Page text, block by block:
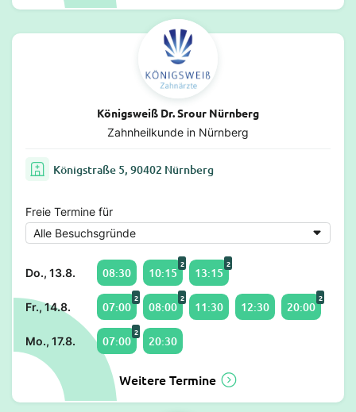
Königsweiß Dr. Srour Nürnberg
Zahnheilkunde in Nürnberg
Königstraße 5, 90402 Nürnberg
Freie Termine für
Do., 13.8. 08:30 10:15
2
13:15
2
Fr., 14.8. 07:00
2
08:00
2
11:30 12:30 20:00
2
Mo., 17.8. 07:00
2
20:30
Weitere Termine